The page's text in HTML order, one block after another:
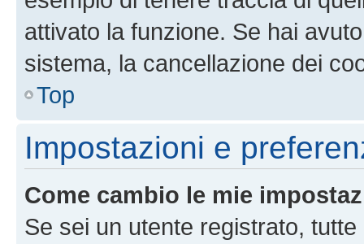
attivato la funzione. Se hai
sistema, la cancellazione dei
Top
Impostazioni e
Come cambio le mie
Se sei un utente registrato,